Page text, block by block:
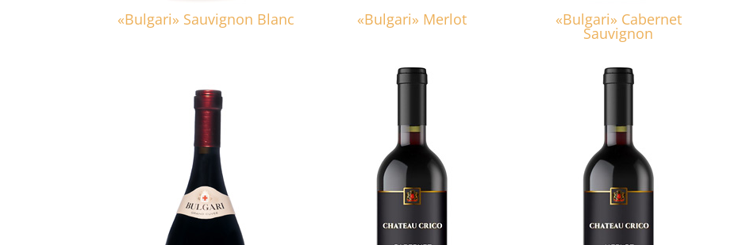
«Bulgari» Sauvignon Blanc «Bulgari» Merlot «Bulgari» Cabernet
Sauvignon